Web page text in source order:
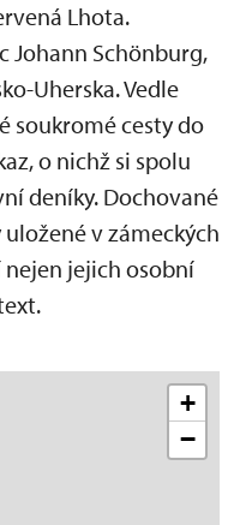
Lhota.
Johann Schönburg,
Uherska. Vedle
soukromé cesty do
o nichž si spolu
deníky. Dochované
v zámeckých
jejich osobní
+
−